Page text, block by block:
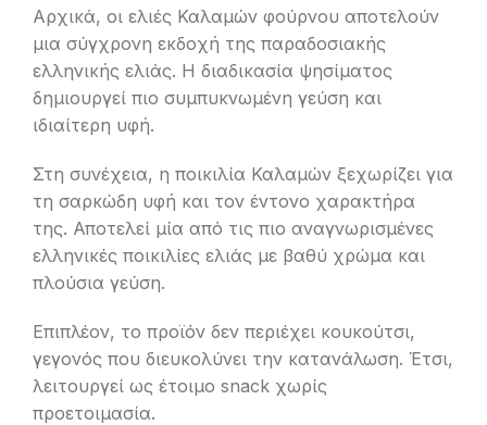
Αρχικά, οι ελιές Καλαμών φούρνου αποτελούν
μια σύγχρονη εκδοχή της παραδοσιακής
ελληνικής ελιάς. Η διαδικασία ψησίματος
δημιουργεί πιο συμπυκνωμένη γεύση και
ιδιαίτερη υφή.
Στη συνέχεια, η ποικιλία Καλαμών ξεχωρίζει για
τη σαρκώδη υφή και τον έντονο χαρακτήρα
της. Αποτελεί μία από τις πιο αναγνωρισμένες
ελληνικές ποικιλίες ελιάς με βαθύ χρώμα και
πλούσια γεύση.
Επιπλέον, το προϊόν δεν περιέχει κουκούτσι,
γεγονός που διευκολύνει την κατανάλωση. Έτσι,
λειτουργεί ως έτοιμο snack χωρίς
προετοιμασία.